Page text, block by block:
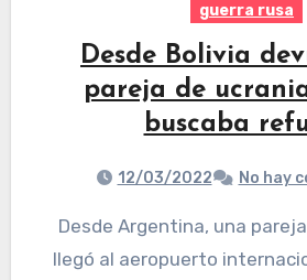
guerra rusa
Desde Bolivia
pareja de
buscaba
12/03/2022 No hay
Desde Argentina, una pareja de ucranianos
llegó al aeropuerto